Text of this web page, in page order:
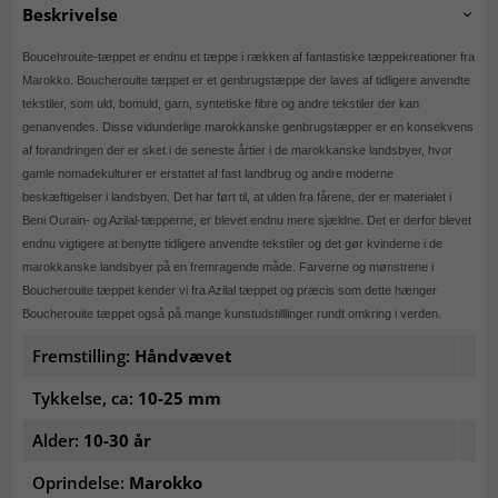
Beskrivelse
Boucehrouite-tæppet er endnu et tæppe i rækken af fantastiske tæppekreationer fra
Marokko. Boucherouite tæppet er et genbrugstæppe der laves af tidligere anvendte
tekstiler, som uld, bomuld, garn, syntetiske fibre og andre tekstiler der kan
genanvendes. Disse vidunderlige marokkanske genbrugstæpper er en konsekvens
af forandringen der er sket i de seneste årtier i de marokkanske landsbyer, hvor
gamle nomadekulturer er erstattet af fast landbrug og andre moderne
beskæftigelser i landsbyen. Det har ført til, at ulden fra fårene, der er materialet i
Beni Ourain- og Azilal-tæpperne, er blevet endnu mere sjældne. Det er derfor blevet
endnu vigtigere at benytte tidligere anvendte tekstiler og det gør kvinderne i de
marokkanske landsbyer på en fremragende måde. Farverne og mønstrene i
Boucherouite tæppet kender vi fra Azilal tæppet og præcis som dette hænger
Boucherouite tæppet også på mange kunstudstilllinger rundt omkring i verden.
Fremstilling: Håndvævet
Tykkelse, ca: 10-25 mm
Alder: 10-30 år
Oprindelse: Marokko